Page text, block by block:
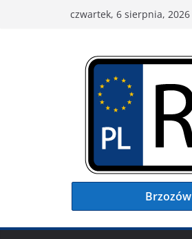
czwartek, 6 sierpnia, 2026
Brzozów